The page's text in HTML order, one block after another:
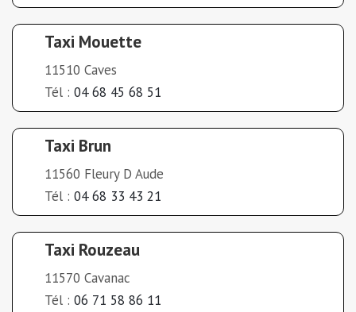
Taxi Mouette
11510 Caves
Tél : 04 68 45 68 51
Taxi Brun
11560 Fleury D Aude
Tél : 04 68 33 43 21
Taxi Rouzeau
11570 Cavanac
Tél : 06 71 58 86 11